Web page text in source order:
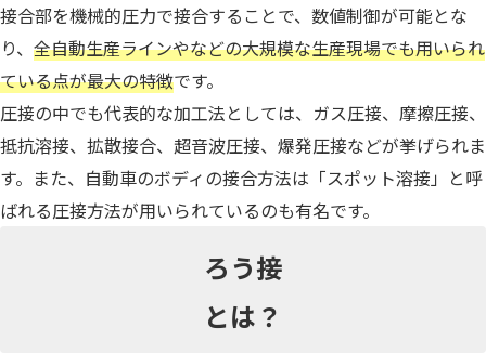
接合部を機械的圧力で接合することで、数値制御が可能とな
り、 全自動生産ラインやなどの大規模な生産現場でも用いられ
ている点が最大の特徴です。
圧接の中でも代表的な加工法としては、ガス圧接、摩擦圧接、
抵抗溶接、拡散接合、超音波圧接、爆発圧接などが挙げられま
す。また、自動車のボディの接合方法は「スポット溶接」と呼
ばれる圧接方法が用いられているのも有名です。
ろう接
とは？